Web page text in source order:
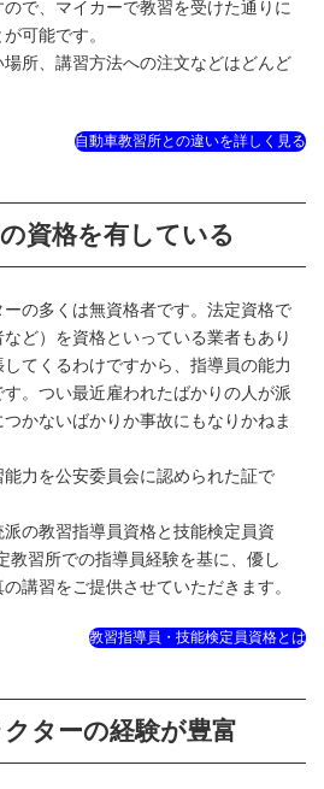
で、マイカーで教習を受けた通りに
可能です。
所、講習方法への注文などはどんど
自動車教習所との違いを詳しく見る
資格を有している
の多くは無資格者です。法定資格で
ど）を資格といっている業者もあり
てくるわけですから、指導員の能力
。つい最近雇われたばかりの人が派
かないばかりか事故にもなりかねま
能力を公安委員会に認められた証で
の教習指導員資格と技能検定員資
教習所での指導員経験を基に、優し
講習をご提供させていただきます。
教習指導員・技能検定員資格とは
ターの経験が豊富